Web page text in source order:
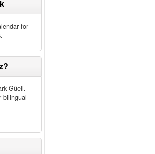
for
Güell.
bilingual